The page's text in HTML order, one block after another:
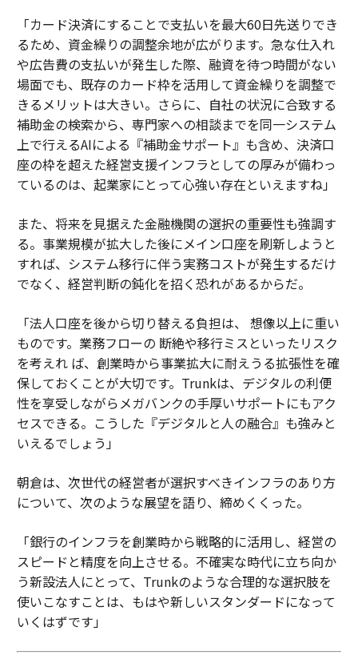
「カード決済にすることで支払いを最大60日先送りでき
るため、資金繰りの調整余地が広がります。急な仕入れ
や広告費の支払いが発生した際、融資を待つ時間がない
場面でも、既存のカード枠を活用して資金繰りを調整で
きるメリットは大きい。さらに、自社の状況に合致する
補助金の検索から、専門家への相談までを同一システム
上で行えるAIによる『補助金サポート』も含め、決済口
座の枠を超えた経営支援インフラとしての厚みが備わっ
ているのは、起業家にとって心強い存在といえますね」
また、将来を見据えた金融機関の選択の重要性も強調す
る。事業規模が拡大した後にメイン口座を刷新しようと
すれば、システム移行に伴う実務コストが発生するだけ
でなく、経営判断の鈍化を招く恐れがあるからだ。
「法人口座を後から切り替える負担は、 想像以上に重い
ものです。業務フローの 断絶や移行ミスといったリスク
を考えれ ば、創業時から事業拡大に耐えうる拡張性を確
保しておくことが大切です。Trunkは、デジタルの利便
性を享受しながらメガバンクの手厚いサポートにもアク
セスできる。こうした『デジタルと人の融合』も強みと
いえるでしょう」
朝倉は、次世代の経営者が選択すべきインフラのあり方
について、次のような展望を語り、締めくくった。
「銀行のインフラを創業時から戦略的に活用し、経営の
スピードと精度を向上させる。不確実な時代に立ち向か
う新設法人にとって、Trunkのような合理的な選択肢を
使いこなすことは、もはや新しいスタンダードになって
いくはずです」